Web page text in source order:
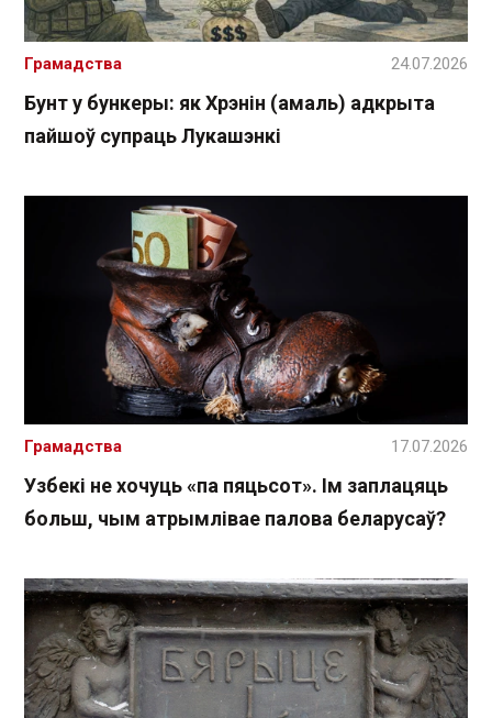
Бунт у бункеры: як Хрэнін (амаль) адкрыта
пайшоў супраць Лукашэнкі
Грамадства 24.07.2026
Узбекі не хочуць «па пяцьсот». Ім заплацяць
больш, чым атрымлівае палова беларусаў?
Грамадства 17.07.2026